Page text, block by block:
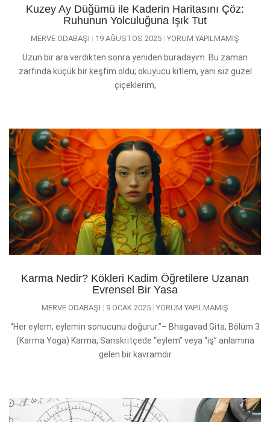
Kuzey Ay Düğümü ile Kaderin Haritasını Çöz:
Ruhunun Yolculuğuna Işık Tut
MERVE ODABAŞI 19 AĞUSTOS 2025 YORUM YAPILMAMIŞ
Uzun bir ara verdikten sonra yeniden buradayım. Bu zaman
zarfında küçük bir keşfim oldu; okuyucu kitlem, yani siz güzel
çiçeklerim,
Karma Nedir? Kökleri Kadim Öğretilere Uzanan
Evrensel Bir Yasa
MERVE ODABAŞI 9 OCAK 2025 YORUM YAPILMAMIŞ
“Her eylem, eylemin sonucunu doğurur.”– Bhagavad Gita, Bölüm 3
(Karma Yoga) Karma, Sanskritçede “eylem” veya “iş” anlamına
gelen bir kavramdır